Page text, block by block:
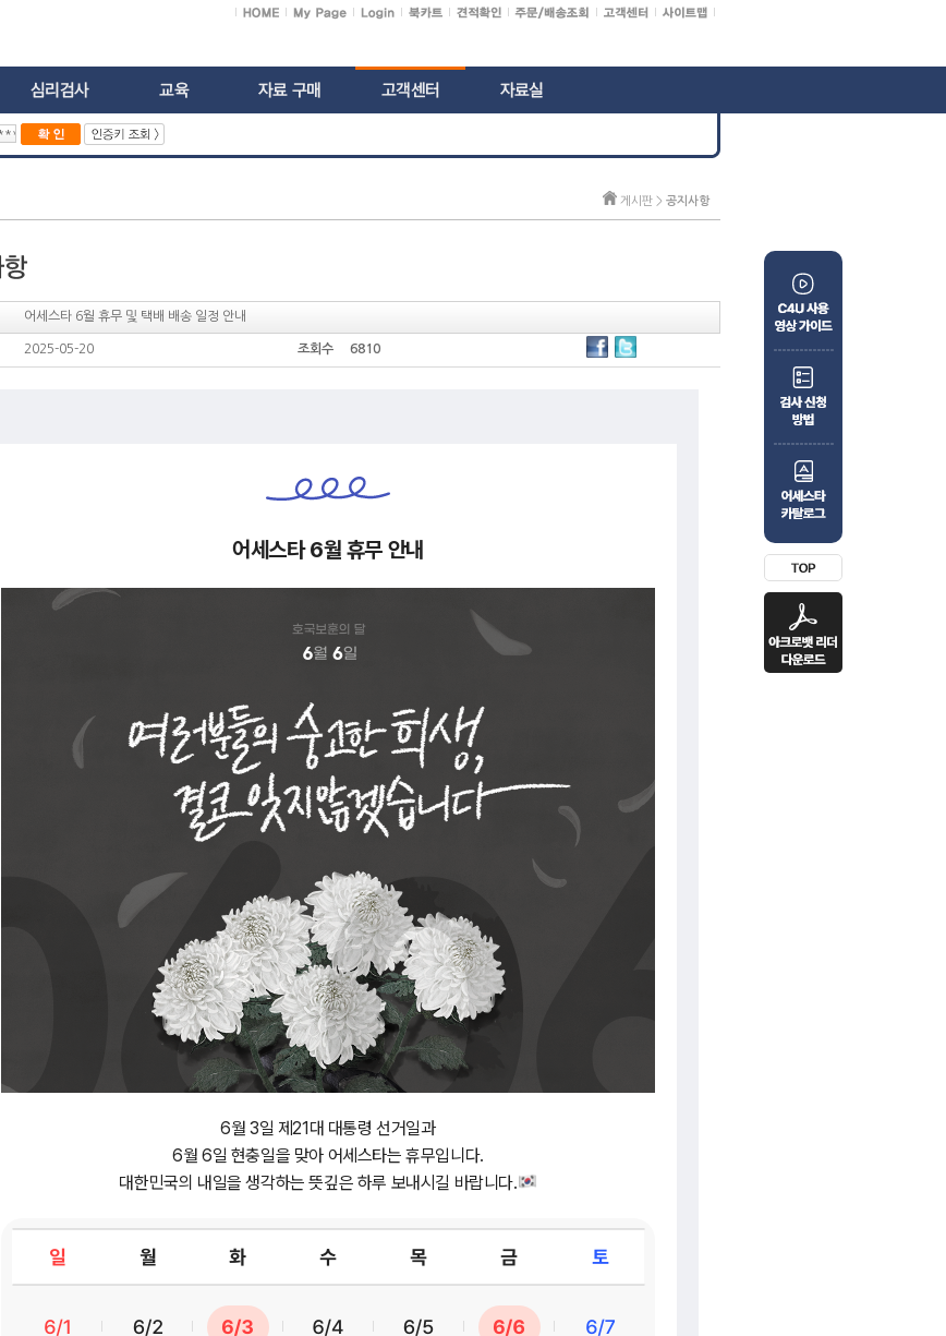
게시판 > 공지사항
어세스타 6월 휴무 및 택배 배송 일정 안내
2025-05-20 조회수 6810
어세스타 6월 휴무 안내
6월 3일 제21대 대통령 선거일과
6월 6일 현충일을 맞아 어세스타는 휴무입니다.
대한민국의 내일을 생각하는 뜻깊은 하루 보내시길 바랍니다.